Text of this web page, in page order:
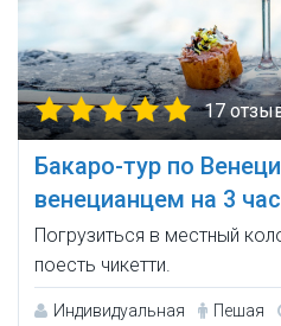
17
Бакаро-тур по
венецианцем на 3
Погрузиться в местный
поесть чикетти.
Индивидуальная Пешая